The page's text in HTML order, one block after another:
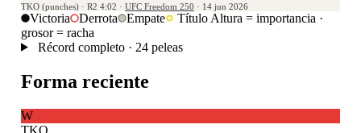
TKO (punches) · R2 4:02 · UFC Freedom 250 · 14 jun 2026
Victoria Derrota Empate Título Altura = importancia ·
grosor = racha
Récord completo · 24 peleas
Forma reciente
W
TKO